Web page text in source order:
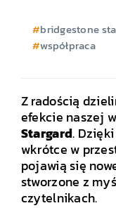
bridgestone
współpraca
Z radością
efekcie naszej
Stargard.
wkrótce w
pojawią się
stworzone z
czytelnikach.